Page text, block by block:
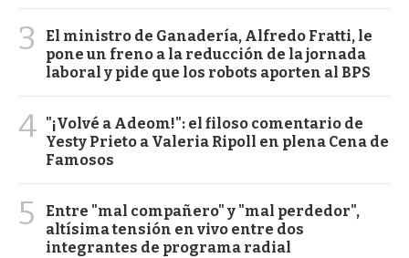
3
El ministro de Ganadería, Alfredo Fratti, le
pone un freno a la reducción de la jornada
laboral y pide que los robots aporten al BPS
4 "¡Volvé a Adeom!": el filoso comentario de
Yesty Prieto a Valeria Ripoll en plena Cena de
Famosos
5
Entre "mal compañero" y "mal perdedor",
altísima tensión en vivo entre dos
integrantes de programa radial